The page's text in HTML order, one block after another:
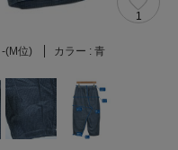
1
-(M位) カラー : 青